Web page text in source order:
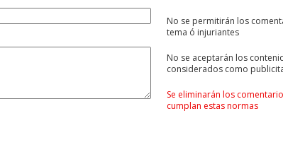
No se permitirán los
tema ó injuriantes
No se aceptarán los
considerados como
Se eliminarán los
cumplan estas normas